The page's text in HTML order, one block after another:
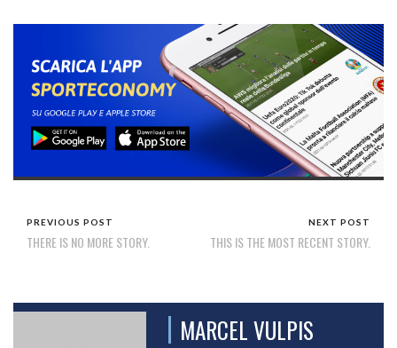
PREVIOUS POST
THERE IS NO MORE STORY.
NEXT POST
THIS IS THE MOST RECENT STORY.
MARCEL VULPIS